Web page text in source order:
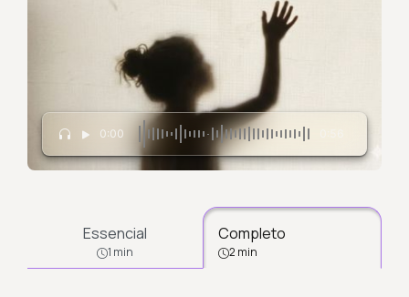
0:00
Essencial
1 min
Completo
2 min